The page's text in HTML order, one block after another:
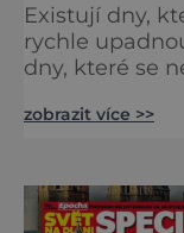
Existují dny,
rychle
dny, které se
dojde k
krážem. Je 10. dubna roku 49 př. n. l. a na
břehu říčky
zobrazit více >>